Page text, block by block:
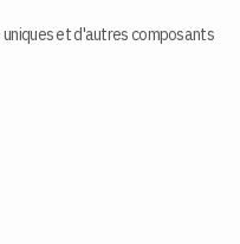
et d'autres composants